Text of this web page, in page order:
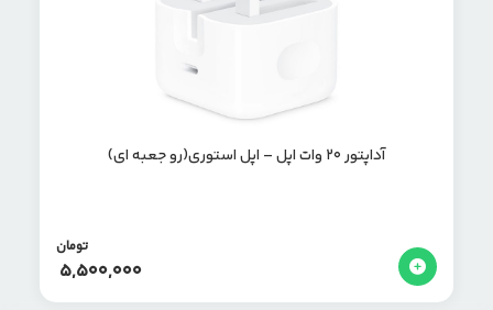
آداپتور 20 وات اپل – اپل استوری(رو جعبه ای)
5,500,000
تومان